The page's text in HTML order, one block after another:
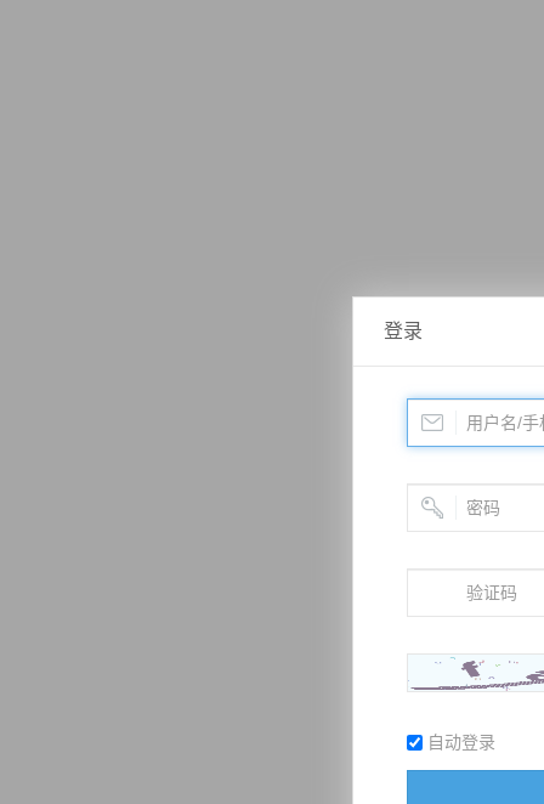
登录
自动登录